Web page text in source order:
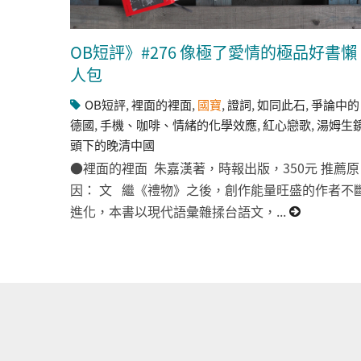
OB短評》#276 像極了愛情的極品好書懶
人包
OB短評,裡面的裡面, 國寶,證詞,如同此石,爭論中的
德國,手機、咖啡、情緒的化學效應,紅心戀歌,湯姆生
頭下的晚清中國
●裡面的裡面 朱嘉漢著，時報出版，350元 推薦原
因： 文 繼《禮物》之後，創作能量旺盛的作者不
進化，本書以現代語彙雜揉台語文，...